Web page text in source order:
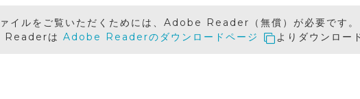
イルをご覧いただくためには、Adobe Reader（無償）が必要です。
は Adobe Readerのダウンロードページ よりダウンロー